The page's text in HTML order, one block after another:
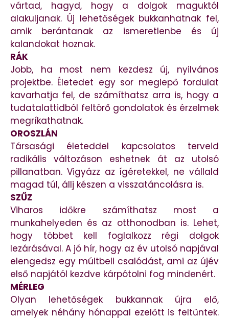
vártad, hagyd, hogy a dolgok maguktól
alakuljanak. Új lehetőségek bukkanhatnak fel,
amik berántanak az ismeretlenbe és új
kalandokat hoznak.
RÁK
Jobb, ha most nem kezdesz új, nyilvános
projektbe. Életedet egy sor meglepő fordulat
kavarhatja fel, de számíthatsz arra is, hogy a
tudatalattidból feltörő gondolatok és érzelmek
megríkathatnak.
OROSZLÁN
Társasági életeddel kapcsolatos terveid
radikális változáson eshetnek át az utolsó
pillanatban. Vigyázz az ígéretekkel, ne vállald
magad túl, állj készen a visszatáncolásra is.
SZŰZ
Viharos időkre számíthatsz most a
munkahelyeden és az otthonodban is. Lehet,
hogy többet kell foglalkozz régi dolgok
lezárásával. A jó hír, hogy az év utolsó napjával
elengedsz egy múltbeli csalódást, ami az újév
első napjától kezdve kárpótolni fog mindenért.
MÉRLEG
Olyan lehetőségek bukkannak újra elő,
amelyek néhány hónappal ezelőtt is feltűntek.